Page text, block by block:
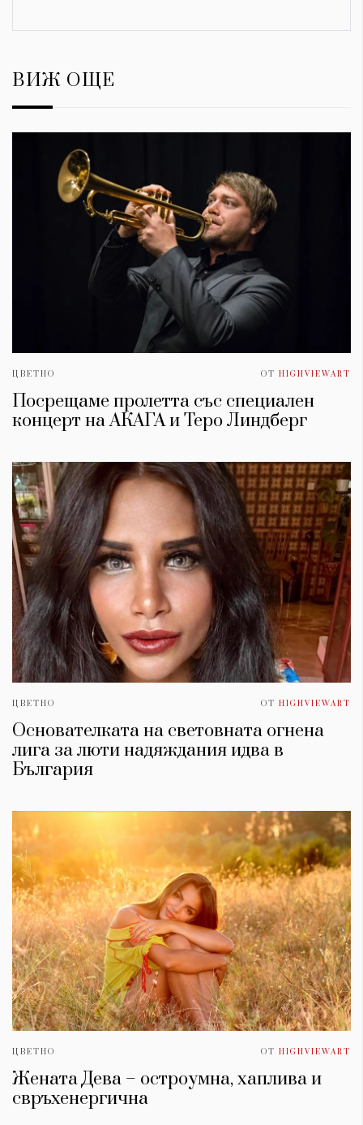
ВИЖ ОЩЕ
ЦВЕТНО ОТ HIGHVIEWART
Посрещаме пролетта със специален
концерт на АКАГА и Теро Линдберг
ЦВЕТНО ОТ HIGHVIEWART
Основателката на световната огнена
лига за люти надяждания идва в
България
ЦВЕТНО ОТ HIGHVIEWART
Жената Дева – остроумна, хаплива и
свръхенергична